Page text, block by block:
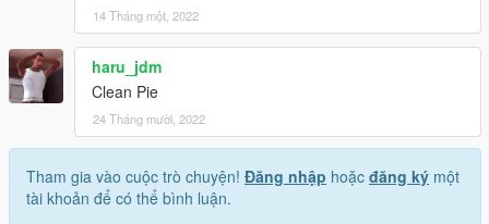
14 Tháng một, 2022
haru_jdm
Clean Pie
24 Tháng mười, 2022
Tham gia vào cuộc trò chuyện! Đăng nhập hoặc đăng ký một
tài khoản để có thể bình luận.